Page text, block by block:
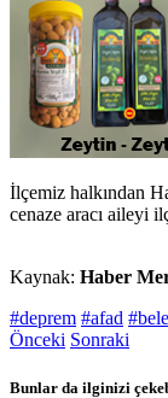
İlçemiz halkından
cenaze aracı aileyi
Kaynak: Haber
#deprem #afad
Önceki Sonraki
Bunlar da ilginizi